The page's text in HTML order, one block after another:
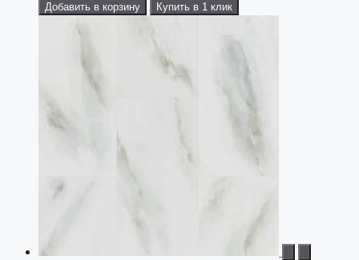
Добавить в корзину
Купить в 1 клик